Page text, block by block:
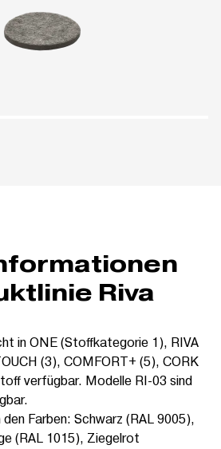
Riva
in ONE (Stoffkategorie 1), RIVA
(3), COMFORT+ (5), CORK
verfügbar. Modelle RI-03 sind
Farben: Schwarz (RAL 9005),
(RAL 1015), Ziegelrot